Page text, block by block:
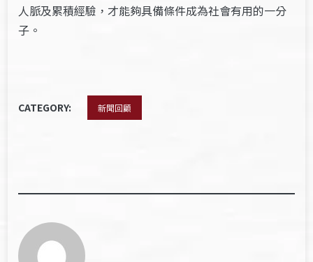
人脈及累積經驗，才能夠具備條件成為社會有用的一分
子。
CATEGORY: 新聞回顧